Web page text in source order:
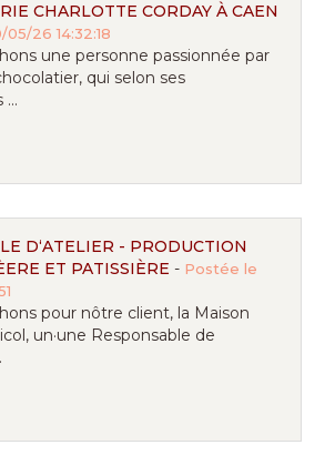
CHARLOTTE CORDAY À CAEN
26 14:32:18
une personne passionnée par
qui selon ses
D‘ATELIER - PRODUCTION
ET PATISSIÈRE - Postée le
pour nôtre client, la Maison
un·une Responsable de